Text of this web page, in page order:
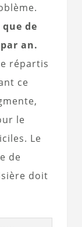
que de
an.
répartis
ce
le
Le
de
doit